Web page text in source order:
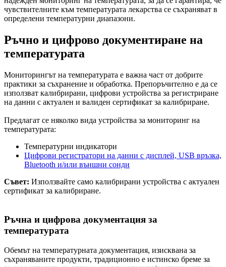
чувствителните към температурата лекарства се съхраняват в
определени температурни диапазони.
Ръчно и цифрово документиране на
температурата
Мониторингът на температурата е важна част от добрите
практики за съхранение и обработка. Препоръчително е да се
използват калибрирани, цифрови устройства за регистриране
на данни с актуален и валиден сертификат за калибриране.
Предлагат се няколко вида устройства за мониторинг на
температурата:
Температурни индикатори
Цифрови регистратори на данни с дисплей, USB връзка,
Bluetooth и/или външни сонди
Съвет: Използвайте само калибрирани устройства с актуален
сертификат за калибриране.
Ръчна и цифрова документация за
температурата
Обемът на температурната документация, изисквана за
съхраняваните продукти, традиционно е истинско бреме за